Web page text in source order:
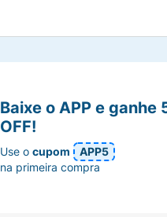
Baixe o APP e ganhe
OFF!
Use ocupom
APP5
na primeira compra